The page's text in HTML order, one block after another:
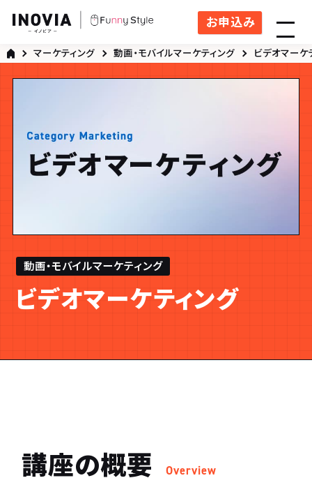
お申込み
マーケティング 動画・モバイルマーケティング ビデオマーケ
動画・モバイルマーケティング
ビデオマーケティング
講座の概要 Overview